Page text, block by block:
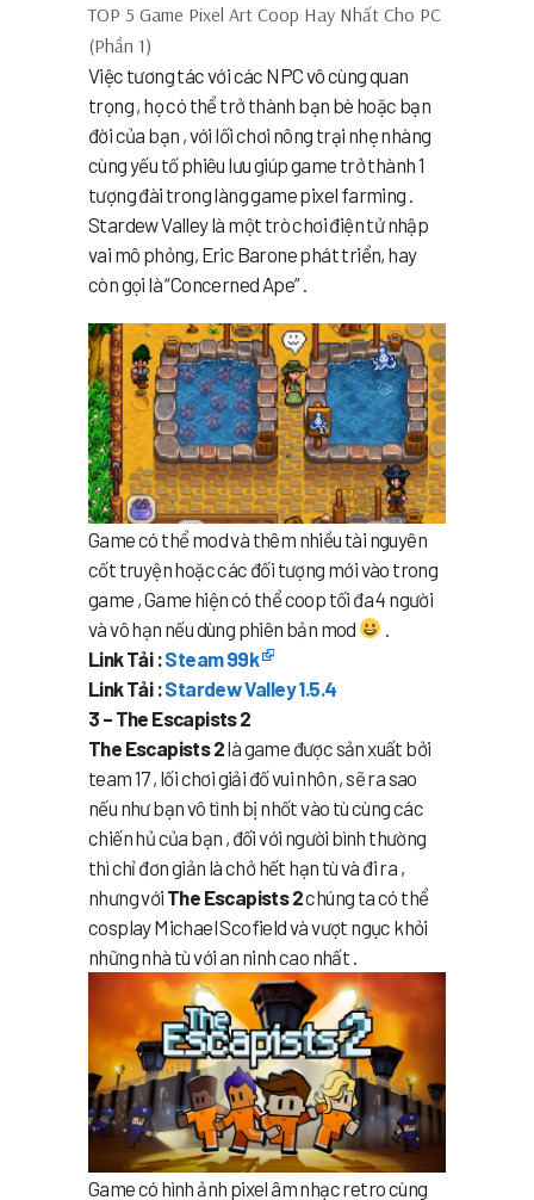
TOP 5 Game Pixel Art Coop Hay Nhất Cho PC
(Phần 1)
Việc tương tác với các NPC vô cùng quan
trọng , họ có thể trở thành bạn bè hoặc bạn
đời của bạn , với lối chơi nông trại nhẹ nhàng
cùng yếu tố phiêu lưu giúp game trở thành 1
tượng đài trong làng game pixel farming .
Stardew Valley là một trò chơi điện tử nhập
vai mô phỏng, Eric Barone phát triển, hay
còn gọi là “Concerned Ape” .
Game có thể mod và thêm nhiều tài nguyên
cốt truyện hoặc các đối tượng mới vào trong
game , Game hiện có thể coop tối đa 4 người
và vô hạn nếu dùng phiên bản mod
Link Tải :Steam 99k
Link Tải :Stardew Valley 1.5.4
3 – The Escapists 2
The Escapists 2là game được sản xuất bởi
team 17 , lối chơi giải đố vui nhôn , sẽ ra sao
nếu như bạn vô tình bị nhốt vào tù cùng các
chiến hủ của bạn , đối với người bình thường
thì chỉ đơn giản là chở hết hạn tù và đi ra ,
nhưng với The Escapists 2chúng ta có thể
cosplay Michael Scofield và vượt ngục khỏi
những nhà tù với an ninh cao nhất .
Game có hình ảnh pixel âm nhạc retro cùng